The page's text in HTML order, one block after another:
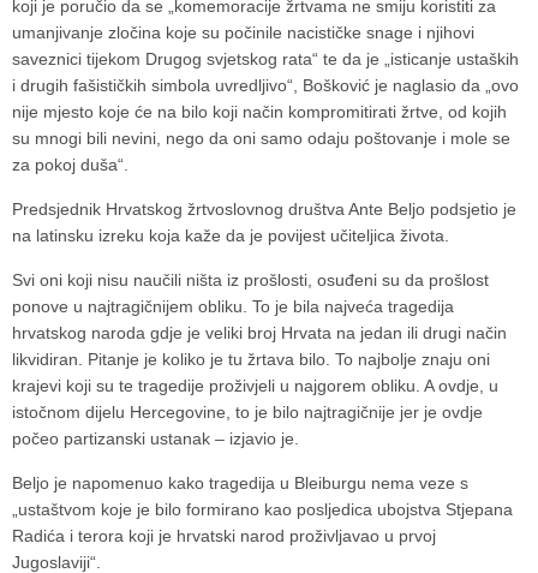
koji je poručio da se „komemoracije žrtvama ne smiju koristiti za
umanjivanje zločina koje su počinile nacističke snage i njihovi
saveznici tijekom Drugog svjetskog rata“ te da je „isticanje ustaških
i drugih fašističkih simbola uvredljivo“, Bošković je naglasio da „ovo
nije mjesto koje će na bilo koji način kompromitirati žrtve, od kojih
su mnogi bili nevini, nego da oni samo odaju poštovanje i mole se
za pokoj duša“.
Predsjednik Hrvatskog žrtvoslovnog društva Ante Beljo podsjetio je
na latinsku izreku koja kaže da je povijest učiteljica života.
Svi oni koji nisu naučili ništa iz prošlosti, osuđeni su da prošlost
ponove u najtragičnijem obliku. To je bila najveća tragedija
hrvatskog naroda gdje je veliki broj Hrvata na jedan ili drugi način
likvidiran. Pitanje je koliko je tu žrtava bilo. To najbolje znaju oni
krajevi koji su te tragedije proživjeli u najgorem obliku. A ovdje, u
istočnom dijelu Hercegovine, to je bilo najtragičnije jer je ovdje
počeo partizanski ustanak – izjavio je.
Beljo je napomenuo kako tragedija u Bleiburgu nema veze s
„ustaštvom koje je bilo formirano kao posljedica ubojstva Stjepana
Radića i terora koji je hrvatski narod proživljavao u prvoj
Jugoslaviji“.